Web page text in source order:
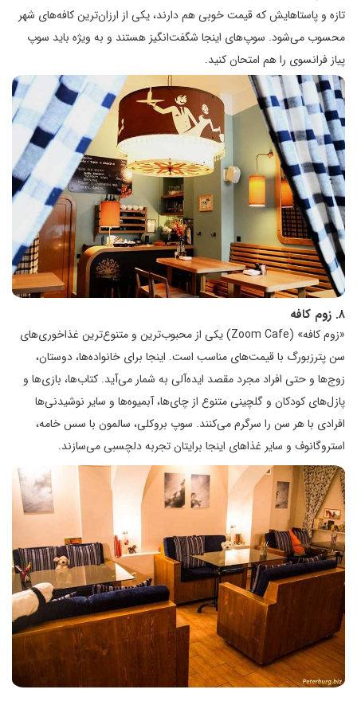
تازه و پاستاهایش که قیمت خوبی هم دارند، یکی از ارزان‌ترین کافه‌های شهر
محسوب می‌شود. سوپ‌های اینجا شگفت‌انگیز هستند و به ویژه باید سوپ
پیاز فرانسوی را هم امتحان کنید.
۸. زوم کافه
«زوم کافه» (Zoom Cafe) یکی از محبوب‌ترین و متنوع‌ترین غذاخوری‌های
سن پترزبورگ با قیمت‌های مناسب است. اینجا برای خانواده‌ها، دوستان،
زوج‌ها و حتی افراد مجرد مقصد ایده‌آلی به شمار می‌آید. کتاب‌ها، بازی‌ها و
پازل‌های کودکان و گلچینی متنوع از چای‌ها، آبمیوه‌ها و سایر نوشیدنی‌ها
افرادی با هر سن را سرگرم می‌کنند. سوپ بروکلی، سالمون با سس خامه،
استروگانوف و سایر غذاهای اینجا برایتان تجربه دلچسبی می‌سازند.